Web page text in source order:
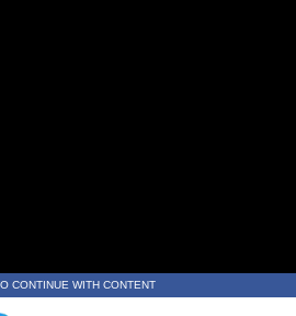
CONTINUE WITH CONTENT